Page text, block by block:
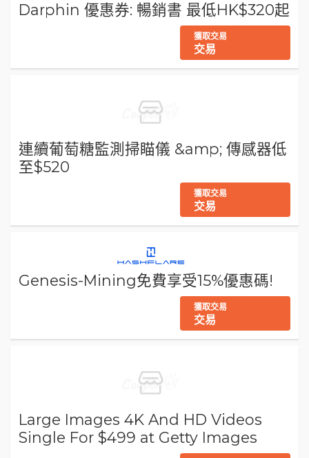
Darphin 優惠券: 暢銷書 最低HK$320起
獲取交易
交易
連續葡萄糖監測掃瞄儀 &amp; 傳感器低
至$520
獲取交易
交易
Genesis-Mining免費享受15%優惠碼!
獲取交易
交易
Large Images 4K And HD Videos
Single For $499 at Getty Images